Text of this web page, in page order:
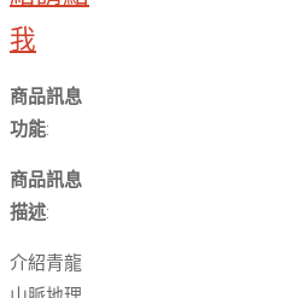
我
商品訊息
功能:
商品訊息
描述:
介紹青龍